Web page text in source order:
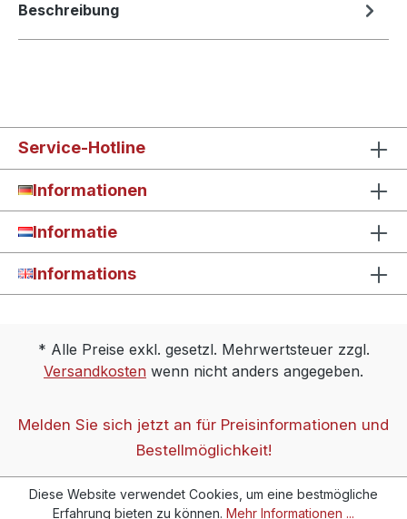
Beschreibung
Service-Hotline
Informationen
Informatie
Informations
* Alle Preise exkl. gesetzl. Mehrwertsteuer zzgl.
Versandkosten wenn nicht anders angegeben.
Melden Sie sich jetzt an für Preisinformationen und
Bestellmöglichkeit!
Diese Website verwendet Cookies, um eine bestmögliche
Erfahrung bieten zu können. Mehr Informationen ...